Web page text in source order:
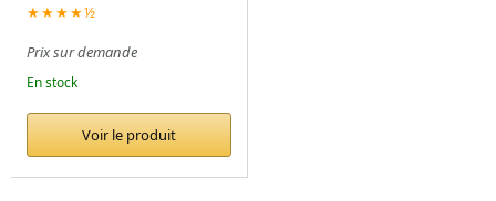
★★★★½
Prix sur demande
En stock
Voir le produit